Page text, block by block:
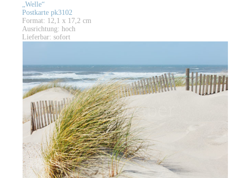
„Welle“
Postkarte pk3102
Format: 12,1 x 17,2 cm
Ausrichtung: hoch
Lieferbar: sofort